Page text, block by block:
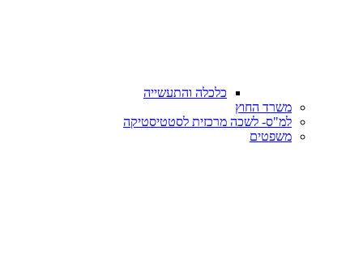
כלכלה והתעשייה
משרד החוץ
למ"ס- לשכה מרכזית לסטטיסטיקה
משפטים